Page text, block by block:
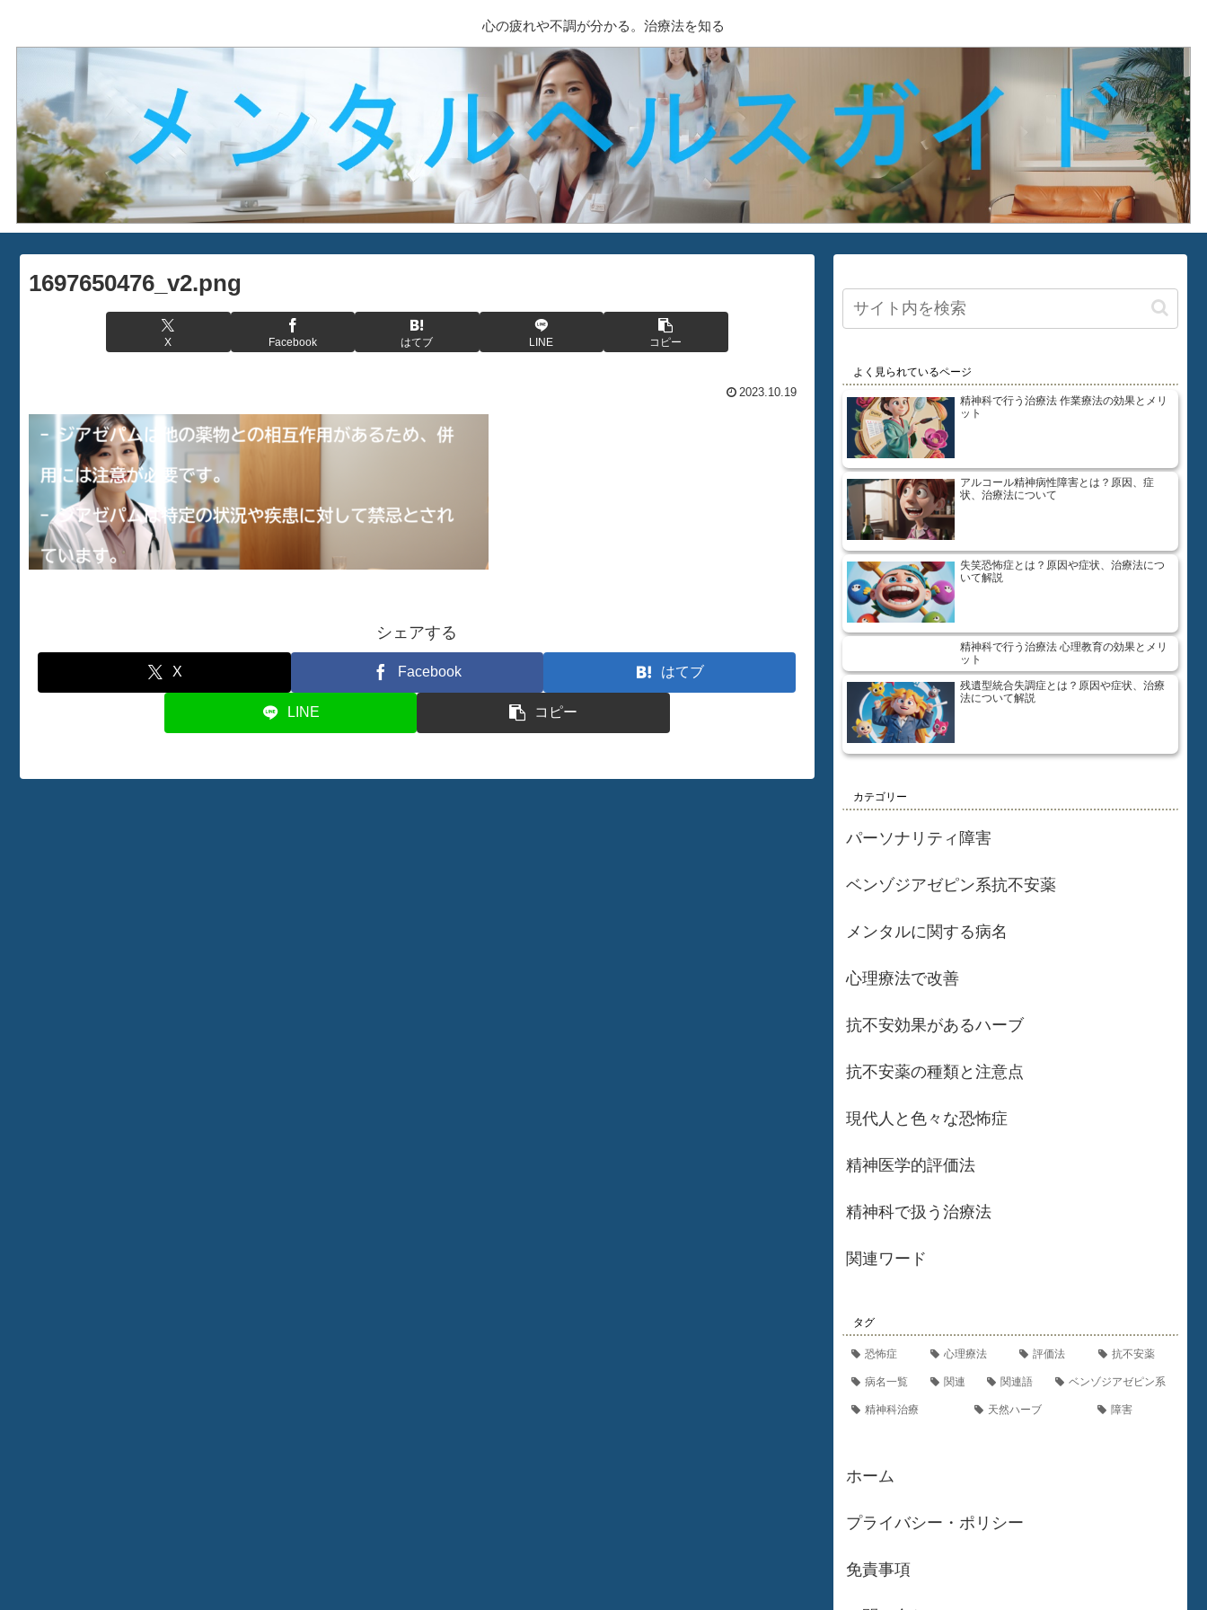
心の疲れや不調が分かる。治療法を知る
1697650476_v2.png
X Facebook はてブ LINE コピー
2023.10.19
シェアする
X Facebook はてブ
LINE コピー
よく見られているページ
精神科で行う治療法 作業療法の効果とメリ
ット
アルコール精神病性障害とは？原因、症
状、治療法について
失笑恐怖症とは？原因や症状、治療法につ
いて解説
精神科で行う治療法 心理教育の効果とメリ
ット
残遺型統合失調症とは？原因や症状、治療
法について解説
カテゴリー
パーソナリティ障害
ベンゾジアゼピン系抗不安薬
メンタルに関する病名
心理療法で改善
抗不安効果があるハーブ
抗不安薬の種類と注意点
現代人と色々な恐怖症
精神医学的評価法
精神科で扱う治療法
関連ワード
タグ
恐怖症 心理療法 評価法 抗不安薬
病名一覧 関連 関連語 ベンゾジアゼピン系
精神科治療 天然ハーブ 障害
ホーム
プライバシー・ポリシー
免責事項